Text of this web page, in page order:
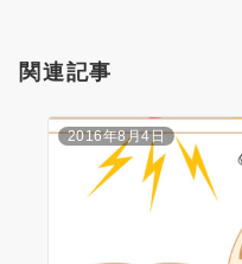
関連記事
2016年8月4日